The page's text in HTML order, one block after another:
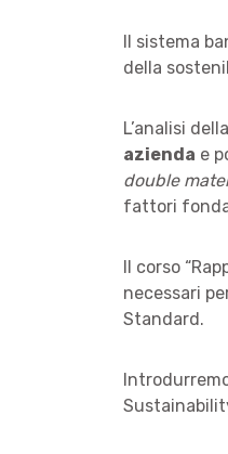
Il sistema
della
L’analisi
azienda e
double
fattori
Il corso
necessari
Standard.